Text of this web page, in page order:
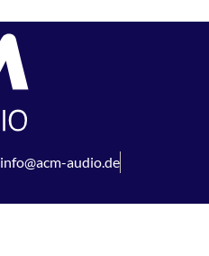
info@acm-audio.de